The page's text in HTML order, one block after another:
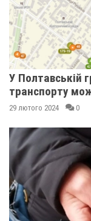
У Полтавській
транспорту
29 лютого 2024 0